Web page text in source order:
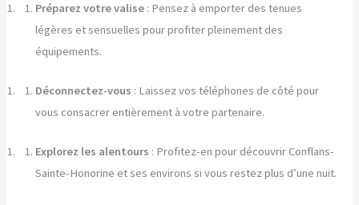
Préparez votre valise : Pensez à emporter des tenues
légères et sensuelles pour profiter pleinement des
équipements.
Déconnectez-vous : Laissez vos téléphones de côté pour
vous consacrer entièrement à votre partenaire.
Explorez les alentours : Profitez-en pour découvrir Conflans-
Sainte-Honorine et ses environs si vous restez plus d’une nuit.